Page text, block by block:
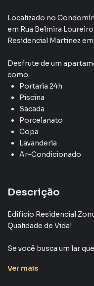
Localizado no
em Rua Belmira
Residencial Martinez
Desfrute de um
como:
Portaria 24h
Piscina
Sacada
Porcelanato
Copa
Lavanderia
Ar-Condicionado
Descrição
Edifício Residencial
Qualidade de Vida!
Se você busca um lar
Zoncolan é
Ver mais